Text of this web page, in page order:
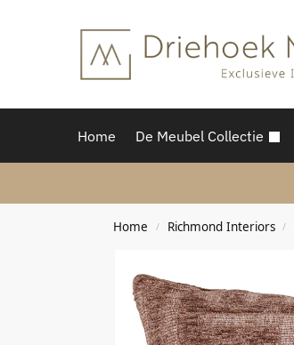
Home De Meubel Collectie
Home / Richmond Interiors /